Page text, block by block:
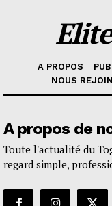
A PROPOS
NOUS
A propos de
Toute l'actualité du
regard simple,